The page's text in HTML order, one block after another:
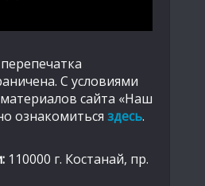
С условиями
сайта «Наш
ознакомиться здесь.
110000 г. Костанай, пр.